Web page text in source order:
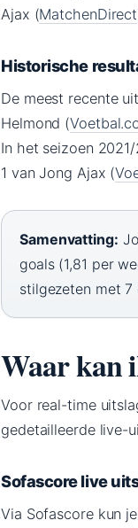
Ajax (MatchenDirect
Historische
De meest recente
Helmond (
In het seizoen
1 van Jong Ajax (
Samenvatting:
goals (1,81 per
stilgezeten met 7
Waar kan
Voor real-time
gedetailleerde live-
Sofascore live
Via Sofascore kun